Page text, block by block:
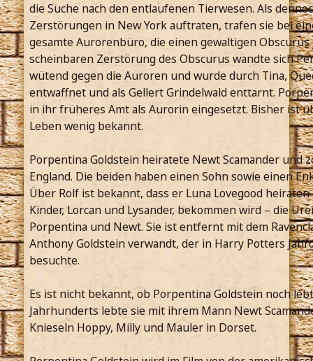
die Suche nach den entlaufenen Tierwesen. Als
Zerstörungen in New York auftraten, trafen sie bei
gesamte Aurorenbüro, die einen gewaltigen Obscurus
scheinbaren Zerstörung des Obscurus wandte sich
wütend gegen die Auroren und wurde durch Tina,
entwaffnet und als Gellert Grindelwald enttarnt.
in ihr früheres Amt als Aurorin eingesetzt. Bisher ist
Leben wenig bekannt.
Porpentina Goldstein heiratete Newt Scamander und
England. Die beiden haben einen Sohn sowie einen
Über Rolf ist bekannt, dass er Luna Lovegood
Kinder, Lorcan und Lysander, bekommen wird – die
Porpentina und Newt. Sie ist entfernt mit dem
Anthony Goldstein verwandt, der in Harry Potters
besuchte.
Es ist nicht bekannt, ob Porpentina Goldstein noch
Jahrhunderts lebte sie mit ihrem Mann Newt
Knieseln Hoppy, Milly und Mauler in Dorset.